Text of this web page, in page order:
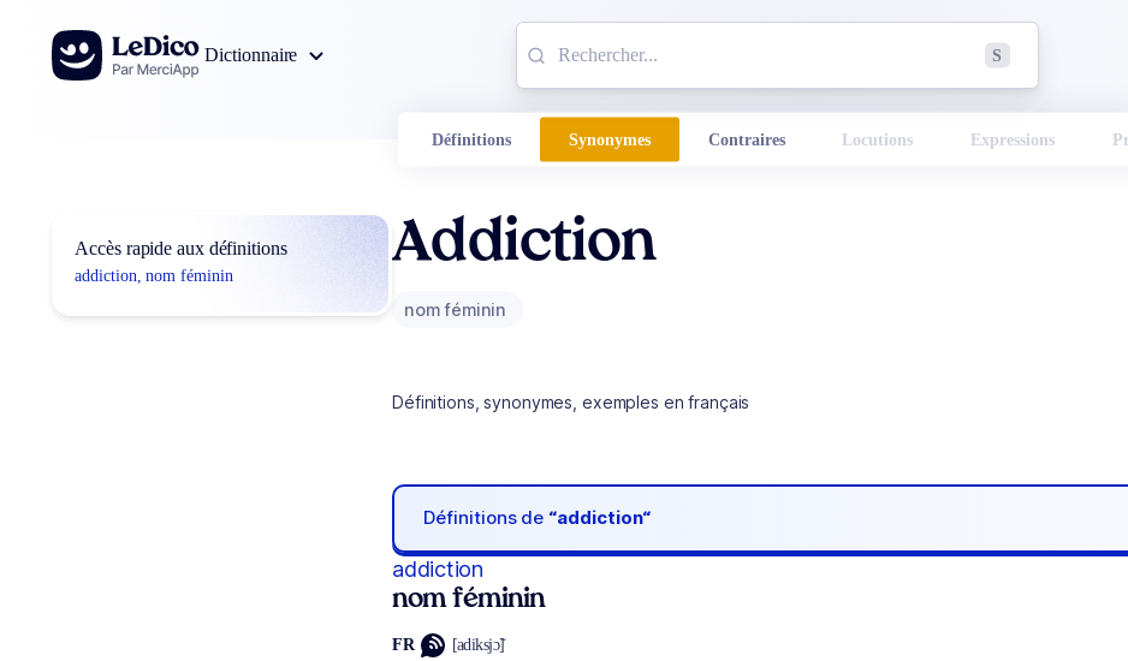
Aller au contenu
Dictionnaire
S
Définitions Synonymes Contraires Locutions Expressions
Accès rapide aux définitions
addiction, nom féminin
Addiction
nom féminin
Définitions, synonymes, exemples en français
Définitions de “addiction“
addiction
nom féminin
FR [adiksjɔ̃]